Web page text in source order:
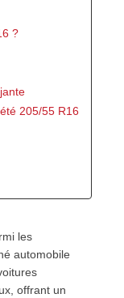
?
205/55 R16
les
automobile
offrant un